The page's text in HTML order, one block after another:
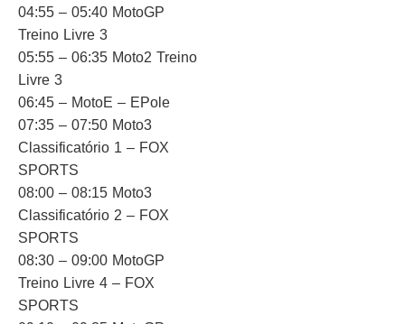
04:55 – 05:40 MotoGP
Treino Livre 3
05:55 – 06:35 Moto2 Treino
Livre 3
06:45 – MotoE – EPole
07:35 – 07:50 Moto3
Classificatório 1 – FOX
SPORTS
08:00 – 08:15 Moto3
Classificatório 2 – FOX
SPORTS
08:30 – 09:00 MotoGP
Treino Livre 4 – FOX
SPORTS